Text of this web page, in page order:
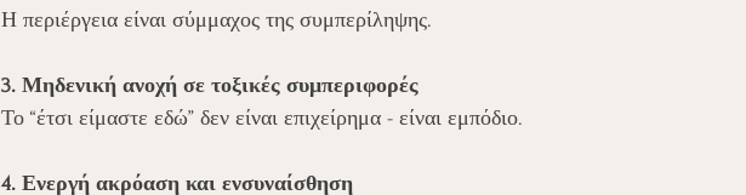
Η περιέργεια είναι σύμμαχος της συμπερίληψης.
3. Μηδενική ανοχή σε τοξικές συμπεριφορές
Το “έτσι είμαστε εδώ” δεν είναι επιχείρημα - είναι εμπόδιο.
4. Ενεργή ακρόαση και ενσυναίσθηση